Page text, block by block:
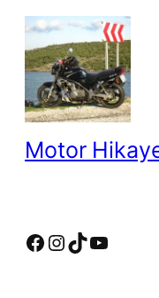
İçeriğe
Motor
Facebook InstagramTikTok YouTube